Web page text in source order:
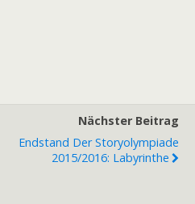
Nächster Beitrag
Endstand Der Storyolympiade
2015/2016: Labyrinthe